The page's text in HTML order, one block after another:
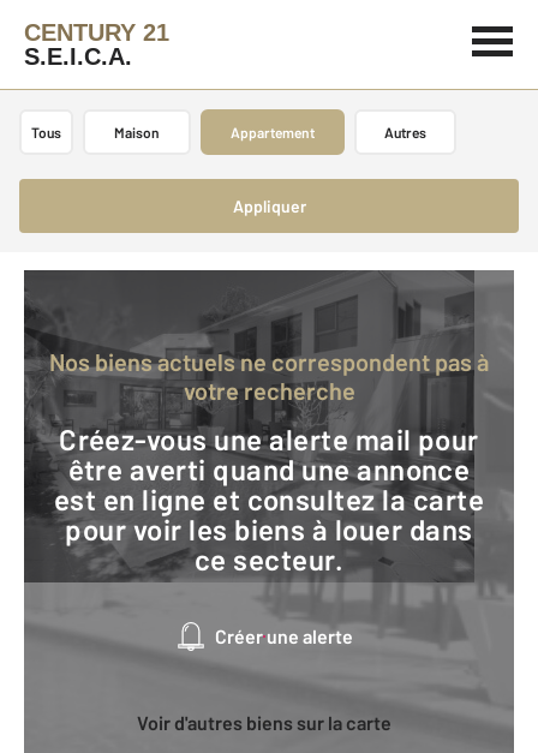
CENTURY 21
S.E.I.C.A.
Tous Maison Appartement Autres
Appliquer
Nos biens actuels ne correspondent pas à
votre recherche
Créez-vous une alerte mail pour
être averti quand une annonce
est en ligne et consultez la carte
pour voir les biens à louer dans
ce secteur.
Créer une alerte
Voir d'autres biens sur la carte